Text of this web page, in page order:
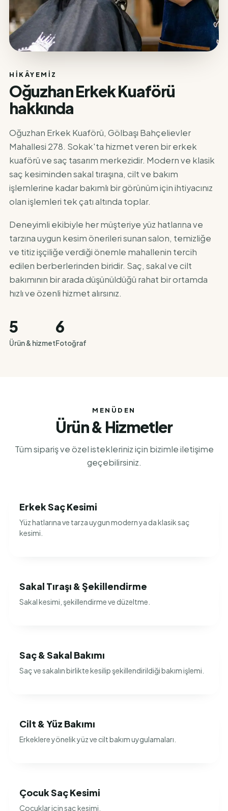
HIKÂYEMIZ
Oğuzhan Erkek Kuaförü
hakkında
Oğuzhan Erkek Kuaförü, Gölbaşı Bahçelievler
Mahallesi 278. Sokak'ta hizmet veren bir erkek
kuaförü ve saç tasarım merkezidir. Modern ve klasik
saç kesiminden sakal tıraşına, cilt ve bakım
işlemlerine kadar bakımlı bir görünüm için ihtiyacınız
olan işlemleri tek çatı altında toplar.
Deneyimli ekibiyle her müşteriye yüz hatlarına ve
tarzına uygun kesim önerileri sunan salon, temizliğe
ve titiz işçiliğe verdiği önemle mahallenin tercih
edilen berberlerinden biridir. Saç, sakal ve cilt
bakımının bir arada düşünüldüğü rahat bir ortamda
hızlı ve özenli hizmet alırsınız.
5
Ürün & hizmet
6
Fotoğraf
MENÜDEN
Ürün & Hizmetler
Tüm sipariş ve özel istekleriniz için bizimle iletişime
geçebilirsiniz.
Erkek Saç Kesimi
Yüz hatlarına ve tarza uygun modern ya da klasik saç
kesimi.
Sakal Tıraşı & Şekillendirme
Sakal kesimi, şekillendirme ve düzeltme.
Saç & Sakal Bakımı
Saç ve sakalın birlikte kesilip şekillendirildiği bakım işlemi.
Cilt & Yüz Bakımı
Erkeklere yönelik yüz ve cilt bakım uygulamaları.
Çocuk Saç Kesimi
Çocuklar için saç kesimi.